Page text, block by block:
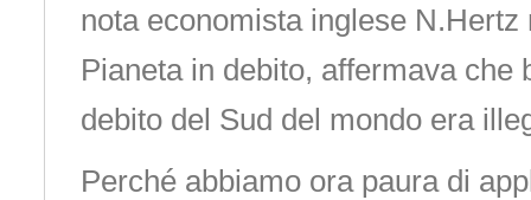
nota economista inglese N.Hertz
Pianeta in debito, affermava che
debito del Sud del mondo era
Perché abbiamo ora paura di